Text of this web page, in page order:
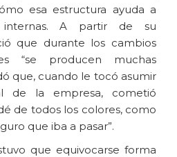
esa estructura ayuda a
internas. A partir de su
que durante los cambios
“se producen muchas
que, cuando le tocó asumir
de la empresa, cometió
de todos los colores, como
que iba a pasar”.
que equivocarse forma